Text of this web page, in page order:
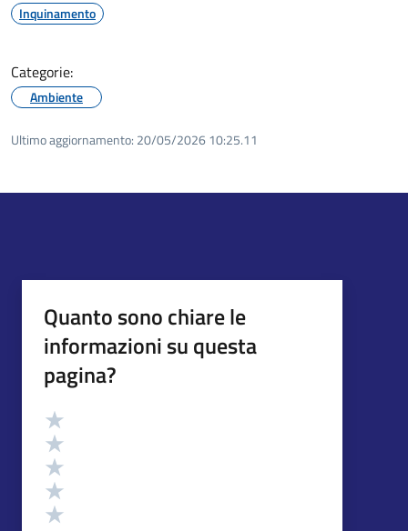
Inquinamento
Categorie:
Ambiente
Ultimo aggiornamento: 20/05/2026 10:25.11
Quanto sono chiare le
informazioni su questa
pagina?
Valutazione